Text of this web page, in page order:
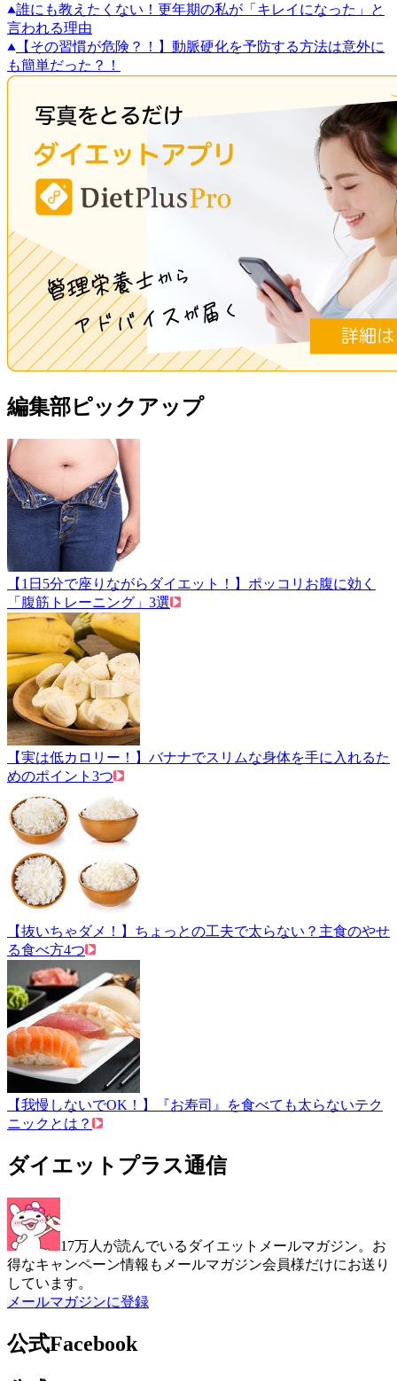
誰にも教えたくない！更年期の私が「キレイになった」と
言われる理由
【その習慣が危険？！】動脈硬化を予防する方法は意外に
も簡単だった？！
編集部ピックアップ
【1日5分で座りながらダイエット！】ポッコリお腹に効く
「腹筋トレーニング」3選
【実は低カロリー！】バナナでスリムな身体を手に入れるた
めのポイント3つ
【抜いちゃダメ！】ちょっとの工夫で太らない？主食のやせ
る食べ方4つ
【我慢しないでOK！】『お寿司』を食べても太らないテク
ニックとは？
ダイエットプラス通信
17万人が読んでいるダイエットメールマガジン。お
得なキャンペーン情報もメールマガジン会員様だけにお送り
しています。
メールマガジンに登録
公式Facebook